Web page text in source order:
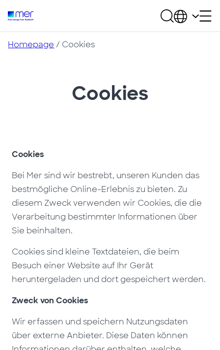
Homepage / Cookies
Cookies
Cookies
Bei Mer sind wir bestrebt, unseren Kunden das
bestmögliche Online-Erlebnis zu bieten. Zu
diesem Zweck verwenden wir Cookies, die die
Verarbeitung bestimmter Informationen über
Sie beinhalten.
Cookies sind kleine Textdateien, die beim
Besuch einer Website auf Ihr Gerät
heruntergeladen und dort gespeichert werden.
Zweck von Cookies
Wir erfassen und speichern Nutzungsdaten
über externe Anbieter. Diese Daten können